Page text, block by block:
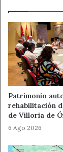
del
recorrido
Patrimonio
rehabilitación
de Villoria de
6 Ago 2026